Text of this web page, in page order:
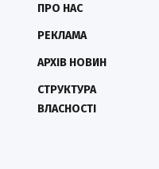
ПРО НАС
РЕКЛАМА
АРХІВ НОВИН
СТРУКТУРА
ВЛАСНОСТІ